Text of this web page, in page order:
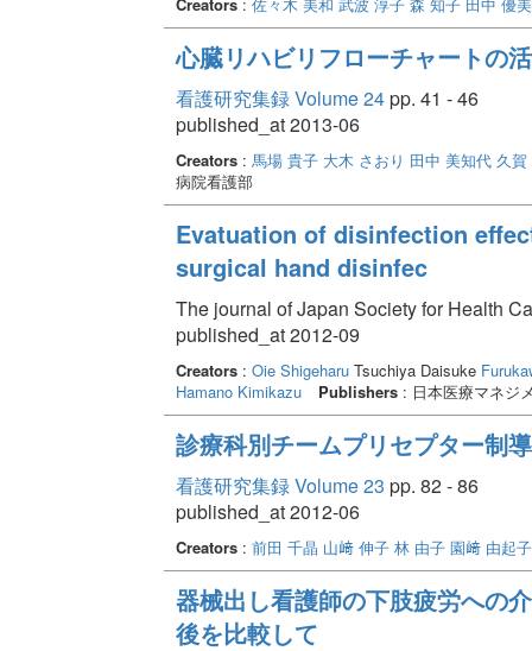
心臓リハビリフローチャートの
看護研究集録 Volume 24pp. 41 - 46
published_at 2013-06
Creators: 馬場 貴子 大木 さおり 田中 美知代 久
病院看護部
Evatuation of disinfection
surgical hand disinfec
The journal of Japan Society for Health
published_at 2012-09
Creators: Oie ShigeharuTsuchiya Daisuke
Hamano Kimikazu
Publishers: 日本医療マネジ
診療科別チームプリセプター制
看護研究集録 Volume 23 pp. 82 - 86
published_at 2012-06
Creators: 前田 千晶 山﨑 伸子 林 由子 園﨑 由起子
器械出し看護師の下肢疲労への
後を比較して